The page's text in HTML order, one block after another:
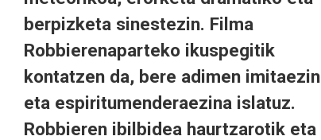
berpizketa sinestezin. Filma
Robbierenaparteko ikuspegitik
kontatzen da, bere adimen
eta espiritumenderaezina islatuz.
Robbieren ibilbidea haurtzarotik eta